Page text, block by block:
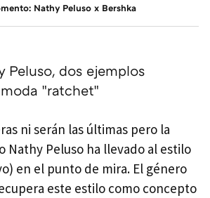
Nathy Peluso x Bershka
Peluso, dos ejemplos
"ratchet"
ni serán las últimas pero la
Nathy Peluso ha llevado al estilo
en el punto de mira. El género
este estilo como concepto